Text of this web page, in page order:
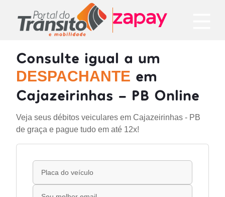
Consulte igual a um
DESPACHANTE em
Cajazeirinhas - PB Online
Veja seus débitos veiculares em Cajazeirinhas - PB
de graça e pague tudo em até 12x!